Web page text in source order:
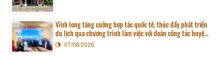
Vĩnh long tăng cường hợp tác quốc tế, thúc đẩy phát triển
du lịch qua chương trình làm việc với đoàn công tác huyện
Sunchang (Hàn quốc)
07/08/2026